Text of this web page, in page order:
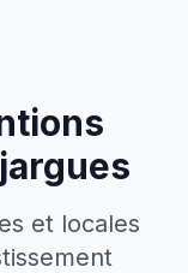
et locales